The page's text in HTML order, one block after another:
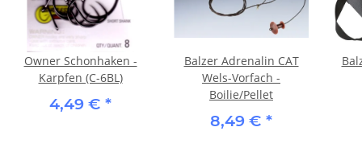
Owner Schonhaken -
Karpfen (C-6BL)
4,49 € *
Balzer Adrenalin CAT
Wels-Vorfach -
Boilie/Pellet
8,49 € *